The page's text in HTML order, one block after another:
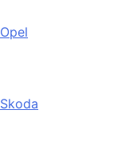
Opel
Skoda